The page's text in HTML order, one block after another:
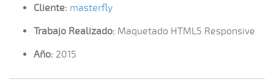
Cliente: masterfly
Trabajo Realizado: Maquetado HTML5 Responsive
Año: 2015